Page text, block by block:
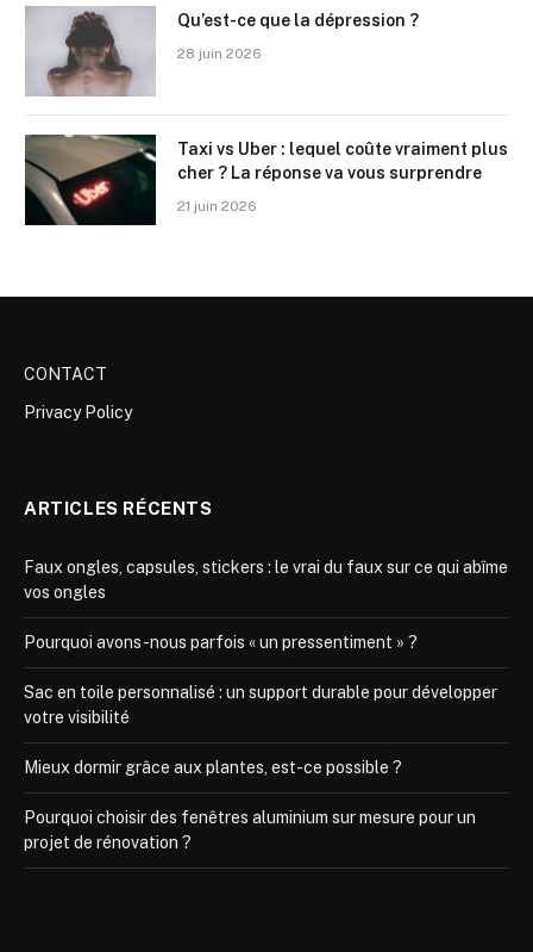
Qu’est-ce que la dépression ?
28 juin 2026
Taxi vs Uber : lequel coûte vraiment plus
cher ? La réponse va vous surprendre
21 juin 2026
CONTACT
Privacy Policy
ARTICLES RÉCENTS
Faux ongles, capsules, stickers : le vrai du faux sur ce qui abîme
vos ongles
Pourquoi avons-nous parfois « un pressentiment » ?
Sac en toile personnalisé : un support durable pour développer
votre visibilité
Mieux dormir grâce aux plantes, est-ce possible ?
Pourquoi choisir des fenêtres aluminium sur mesure pour un
projet de rénovation ?